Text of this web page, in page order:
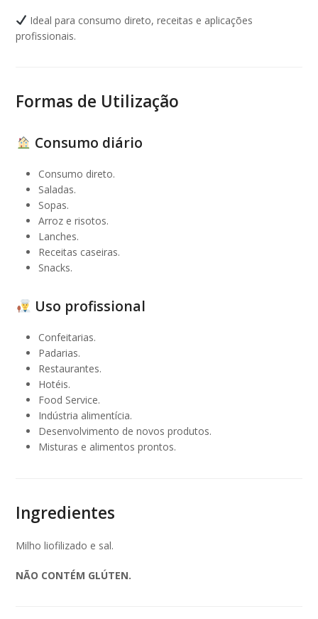
Ideal para consumo direto, receitas e aplicações
profissionais.
Formas de Utilização
Consumo diário
Consumo direto.
Saladas.
Sopas.
Arroz e risotos.
Lanches.
Receitas caseiras.
Snacks.
Uso profissional
Confeitarias.
Padarias.
Restaurantes.
Hotéis.
Food Service.
Indústria alimentícia.
Desenvolvimento de novos produtos.
Misturas e alimentos prontos.
Ingredientes
Milho liofilizado e sal.
NÃO CONTÉM GLÚTEN.